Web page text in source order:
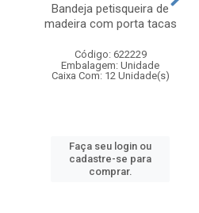
Bandeja petisqueira de
madeira com porta tacas
Código: 622229
Embalagem: Unidade
Caixa Com: 12 Unidade(s)
Faça seu login ou
cadastre-se para
comprar.